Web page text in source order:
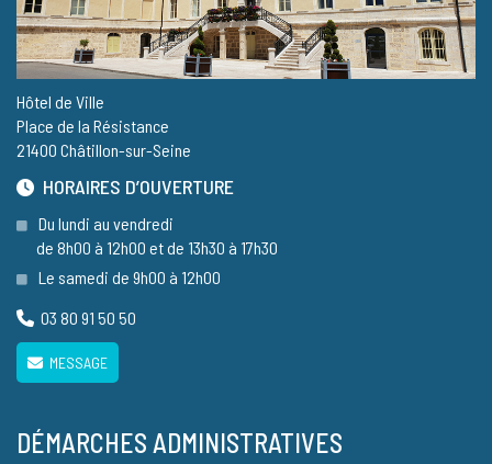
Hôtel de Ville
Place de la Résistance
21400 Châtillon-sur-Seine
HORAIRES D’OUVERTURE
Du lundi au vendredi
de 8h00 à 12h00 et de 13h30 à 17h30
Le samedi de 9h00 à 12h00
03 80 91 50 50
MESSAGE
DÉMARCHES ADMINISTRATIVES